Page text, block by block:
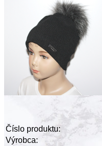
Číslo produktu:
Výrobca: